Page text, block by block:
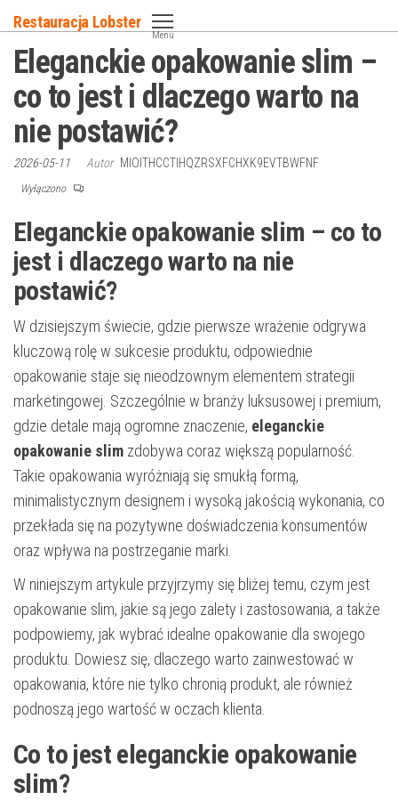
do
treści
Restauracja Lobster
Menu
Eleganckie opakowanie slim –
co to jest i dlaczego warto na
nie postawić?
2026-05-11 Autor MIOITHCCTIHQZRSXFCHXK9EVTBWFNF
Wyłączono
Eleganckie opakowanie slim – co to
jest i dlaczego warto na nie
postawić?
W dzisiejszym świecie, gdzie pierwsze wrażenie odgrywa
kluczową rolę w sukcesie produktu, odpowiednie
opakowanie staje się nieodzownym elementem strategii
marketingowej. Szczególnie w branży luksusowej i premium,
gdzie detale mają ogromne znaczenie, eleganckie
opakowanie slim zdobywa coraz większą popularność.
Takie opakowania wyróżniają się smukłą formą,
minimalistycznym designem i wysoką jakością wykonania, co
przekłada się na pozytywne doświadczenia konsumentów
oraz wpływa na postrzeganie marki.
W niniejszym artykule przyjrzymy się bliżej temu, czym jest
opakowanie slim, jakie są jego zalety i zastosowania, a także
podpowiemy, jak wybrać idealne opakowanie dla swojego
produktu. Dowiesz się, dlaczego warto zainwestować w
opakowania, które nie tylko chronią produkt, ale również
podnoszą jego wartość w oczach klienta.
Co to jest eleganckie opakowanie
slim?